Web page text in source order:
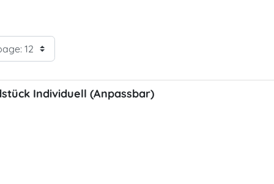
Individuell (Anpassbar)